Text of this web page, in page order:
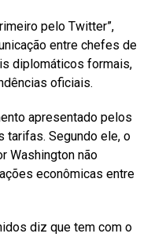
pelo Twitter”,
entre chefes de
diplomáticos formais,
oficiais.
apresentado pelos
tarifas. Segundo ele, o
Washington não
econômicas entre
diz que tem com o